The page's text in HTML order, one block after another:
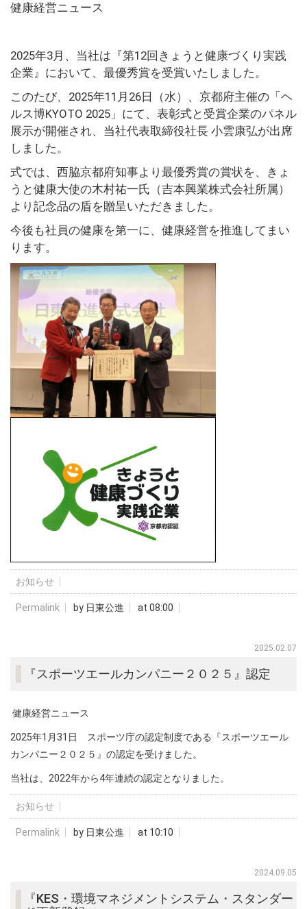
健康経営ニュース
2025年3月、当社は『第12回きょうと健康づくり実践
企業』において、最優秀賞を受賞いたしました。
このたび、 2025年11 月 26 日（水）、京都府主催の「ヘ
ルス博KYOTO 2025 」にて、表彰式と受賞企業のパネル
展示が開催され、当社代表取締役社長 小雲康弘が出席
しました。
式では、西脇京都府知事より最優秀賞の賞状を、きょ
うと健康大使の木村祐一氏（吉本興業株式会社所属）
より記念品の盾を贈呈いただきました。
今後も社員の健康を第一に、健康経営を推進してまい
ります。
お知らせ
Permalink by 日東公進 at 08:00
2025.02.07
『スポーツエールカンパニー２０２５』認定
健康経営ニュース
2025年1月31日 スポーツ庁の認定制度である『スポーツエール
カンパニー２０２５』の認定を受けました。
当社は、2022年から4年連続の認定となりました。
お知らせ
Permalink by 日東公進 at 10:10
2024.09.05
『KES・環境マネジメントシステム・スタンダー